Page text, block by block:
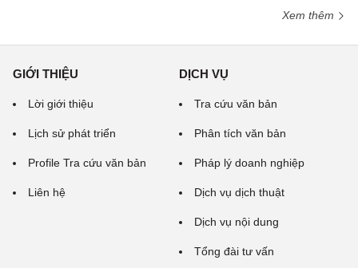
Xem thêm
GIỚI THIỆU
Lời giới thiệu
Lịch sử phát triển
Profile Tra cứu văn bản
Liên hệ
DỊCH VỤ
Tra cứu văn bản
Phân tích văn bản
Pháp lý doanh nghiệp
Dịch vụ dịch thuật
Dịch vụ nội dung
Tổng đài tư vấn